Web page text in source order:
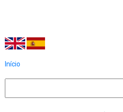
conteúdo
principal
Início